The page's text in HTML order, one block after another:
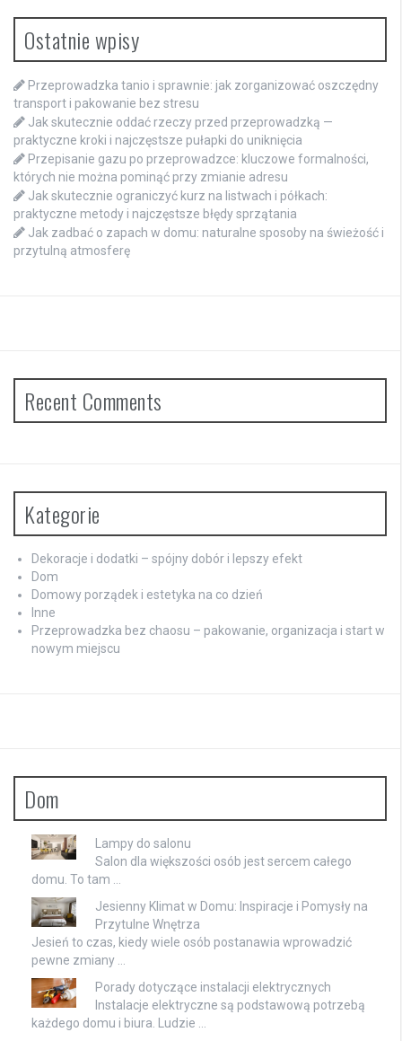
Ostatnie wpisy
Przeprowadzka tanio i sprawnie: jak zorganizować oszczędny
transport i pakowanie bez stresu
Jak skutecznie oddać rzeczy przed przeprowadzką —
praktyczne kroki i najczęstsze pułapki do uniknięcia
Przepisanie gazu po przeprowadzce: kluczowe formalności,
których nie można pominąć przy zmianie adresu
Jak skutecznie ograniczyć kurz na listwach i półkach:
praktyczne metody i najczęstsze błędy sprzątania
Jak zadbać o zapach w domu: naturalne sposoby na świeżość i
przytulną atmosferę
Recent Comments
Kategorie
Dekoracje i dodatki – spójny dobór i lepszy efekt
Dom
Domowy porządek i estetyka na co dzień
Inne
Przeprowadzka bez chaosu – pakowanie, organizacja i start w
nowym miejscu
Dom
Lampy do salonu
Salon dla większości osób jest sercem całego
domu. To tam …
Jesienny Klimat w Domu: Inspiracje i Pomysły na
Przytulne Wnętrza
Jesień to czas, kiedy wiele osób postanawia wprowadzić
pewne zmiany …
Porady dotyczące instalacji elektrycznych
Instalacje elektryczne są podstawową potrzebą
każdego domu i biura. Ludzie …